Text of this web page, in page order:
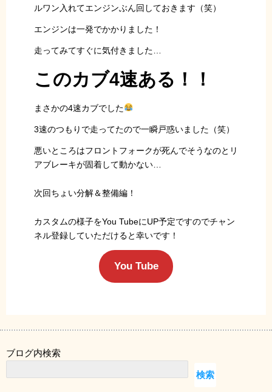
ルワン入れてエンジンぶん回しておきます（笑）
エンジンは一発でかかりました！
走ってみてすぐに気付きました…
このカブ4速ある！！
まさかの4速カブでした
3速のつもりで走ってたので一瞬戸惑いました（笑）
悪いところはフロントフォークが死んでそうなのとリ
アブレーキが固着して動かない…
次回ちょい分解＆整備編！
カスタムの様子をYou TubeにUP予定ですのでチャン
ネル登録していただけると幸いです！
You Tube
ブログ内検索
検索